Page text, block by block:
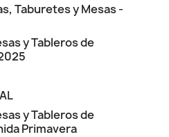
Taburetes y Mesas -
y Tableros de
y Tableros de
Primavera